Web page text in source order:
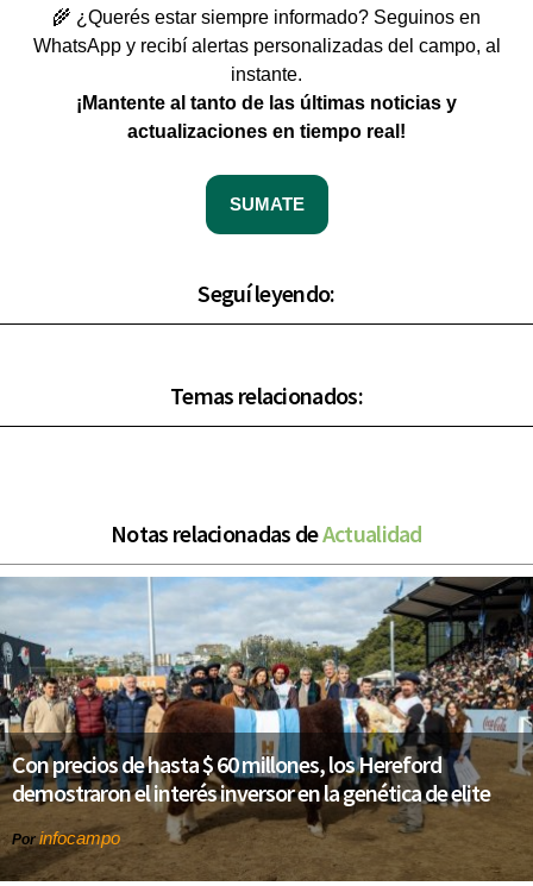
🌾 ¿Querés estar siempre informado? Seguinos en
WhatsApp y recibí alertas personalizadas del campo, al
instante.
¡Mantente al tanto de las últimas noticias y
actualizaciones en tiempo real!
SUMATE
Seguí leyendo:
Temas relacionados:
Notas relacionadas deActualidad
Con precios de hasta $ 60 millones, los Hereford
demostraron el interés inversor en la genética de elite
Por infocampo